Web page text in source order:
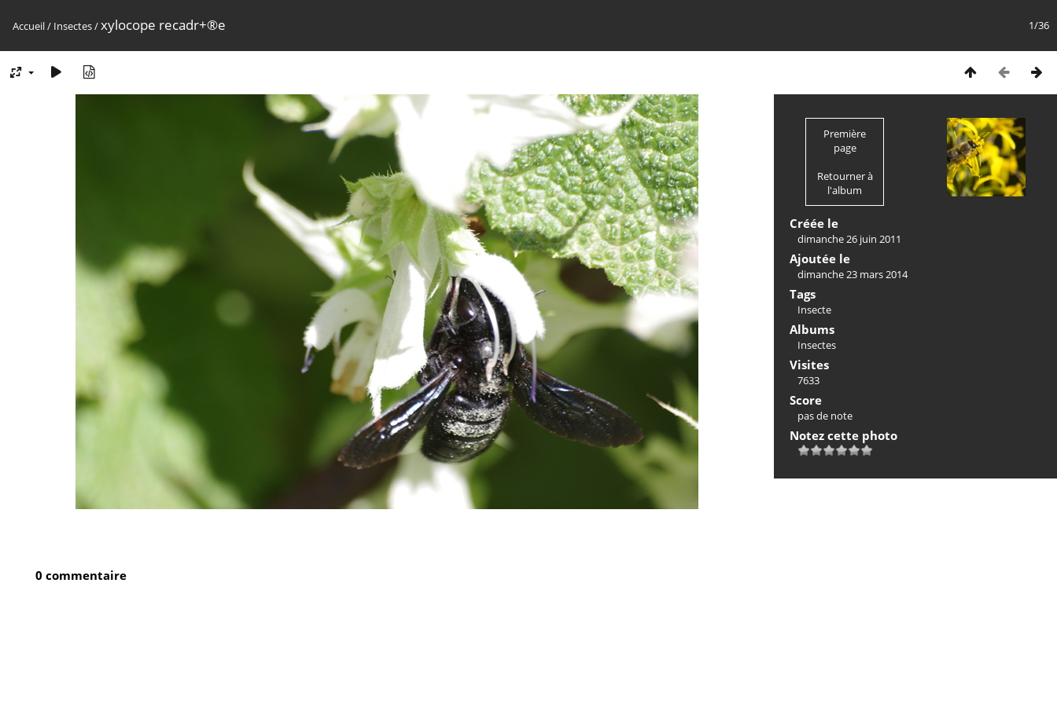
1/36
Accueil/ Insectes/xylocope recadr+®e
Première
page
Retourner à
l'album
Créée le
dimanche 26 juin 2011
Ajoutée le
dimanche 23 mars 2014
Tags
Insecte
Albums
Insectes
Visites
7633
Score
pas de note
Notez cette photo
0 commentaire